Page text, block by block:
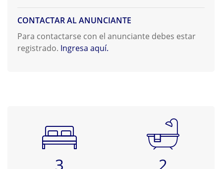
CONTACTAR AL ANUNCIANTE
Para contactarse con el anunciante debes estar
registrado. Ingresa aquí.
3 2